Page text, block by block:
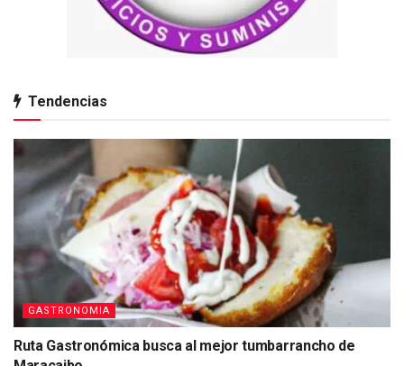
Tendencias
GASTRONOMIA
Ruta Gastronómica busca al mejor tumbarrancho de